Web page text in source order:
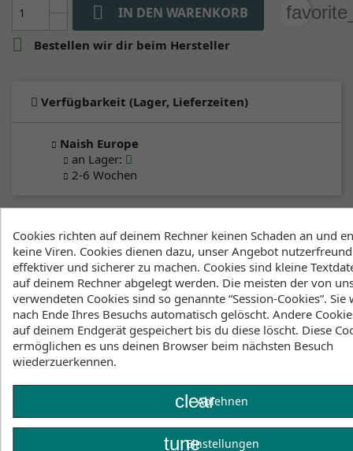
 IN DEN WARENKORB

Bestellen wir dir beim Hersteller
Verfügbarkeit (Lager, Lieferzeiten)
Naish Europe
an Lager:
2-6 Wochen
Beschreibung
Artikeldetails
Lagerbestand
This line of HA stabilizers provides ultimate carving,
speed, and control. Produced with our 100%
lightweight, stiffness, and durability.
Download Product Manual
Cookies richten auf deinem Rechner keinen Schaden an und
keine Viren. Cookies dienen dazu, unser Angebot
effektiver und sicherer zu machen. Cookies sind kleine
auf deinem Rechner abgelegt werden. Die meisten der von
verwendeten Cookies sind so genannte “Session-Cookies”. Sie
nach Ende Ihres Besuchs automatisch gelöscht. Andere
auf deinem Endgerät gespeichert bis du diese löscht. Diese
ermöglichen es uns deinen Browser beim nächsten Besuch
wiederzuerkennen.
clearAblehnen
tuneEinstellungen